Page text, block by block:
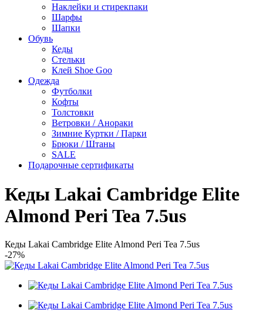
Наклейки и стирекпаки
Шарфы
Шапки
Обувь
Кеды
Стельки
Клей Shoe Goo
Одежда
Футболки
Кофты
Толстовки
Ветровки / Анораки
Зимние Куртки / Парки
Брюки / Штаны
SALE
Подарочные сертификаты
Кеды Lakai Cambridge Elite
Almond Peri Tea 7.5us
Кеды Lakai Cambridge Elite Almond Peri Tea 7.5us
-27%